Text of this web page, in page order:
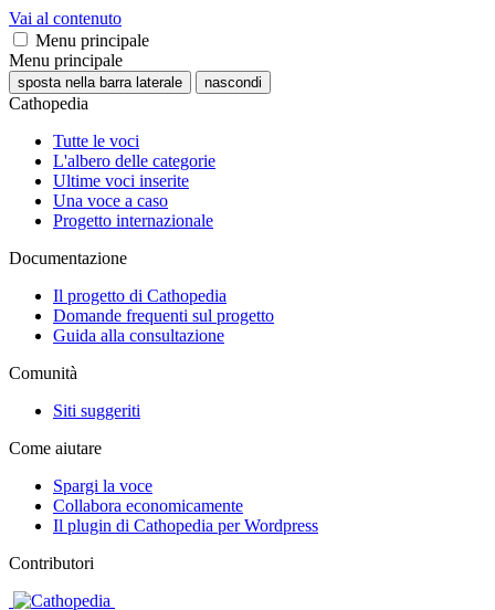
Vai al contenuto
Menu principale
Menu principale
sposta nella barra laterale nascondi
Cathopedia
Tutte le voci
L'albero delle categorie
Ultime voci inserite
Una voce a caso
Progetto internazionale
Documentazione
Il progetto di Cathopedia
Domande frequenti sul progetto
Guida alla consultazione
Comunità
Siti suggeriti
Come aiutare
Spargi la voce
Collabora economicamente
Il plugin di Cathopedia per Wordpress
Contributori